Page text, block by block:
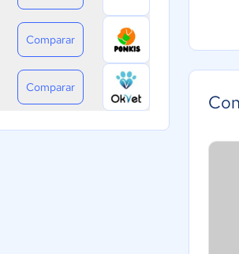
Comparar
Comparar